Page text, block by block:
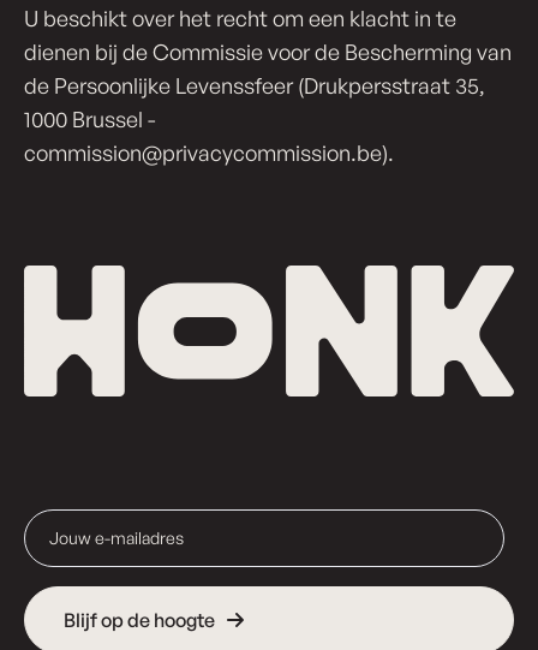
U beschikt over het recht om een klacht in te
dienen bij de Commissie voor de Bescherming van
de Persoonlijke Levenssfeer (Drukpersstraat 35,
1000 Brussel -
commission@privacycommission.be).
Blijf op de hoogte